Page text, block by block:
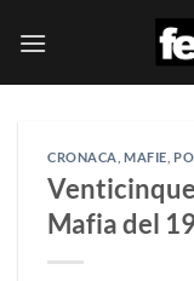
CRONACA ,MAFIE
Mafia del